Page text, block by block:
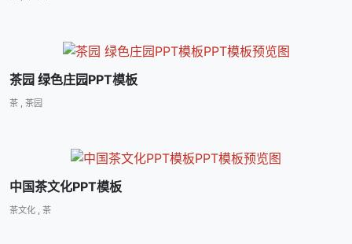
茶园 绿色庄园PPT模板
茶 , 茶园
中国茶文化PPT模板
茶文化 茶